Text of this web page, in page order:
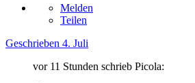
Melden
Teilen
Geschrieben 4. Juli
vor 11 Stunden schrieb Picola: